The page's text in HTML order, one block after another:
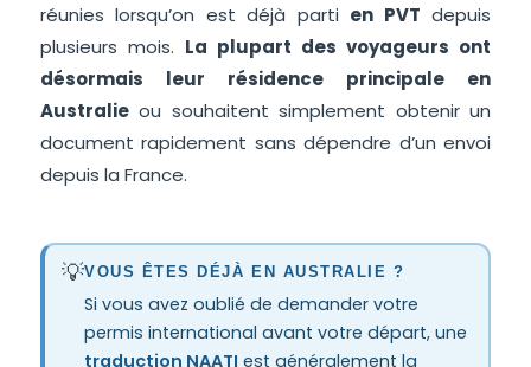
réunies lorsqu’on est déjà parti en PVT depuis
plusieurs mois. La plupart des voyageurs ont
désormais leur résidence principale en
Australie ou souhaitent simplement obtenir un
document rapidement sans dépendre d’un envoi
depuis la France.
💡VOUS ÊTES DÉJÀ EN AUSTRALIE ?
Si vous avez oublié de demander votre
permis international avant votre départ, une
traduction NAATI est généralement la